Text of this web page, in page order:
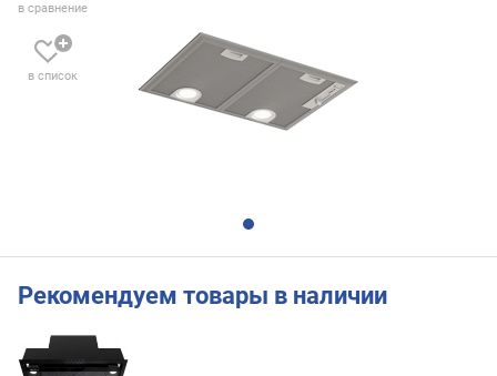
в сравнение
в список
Рекомендуем товары в наличии